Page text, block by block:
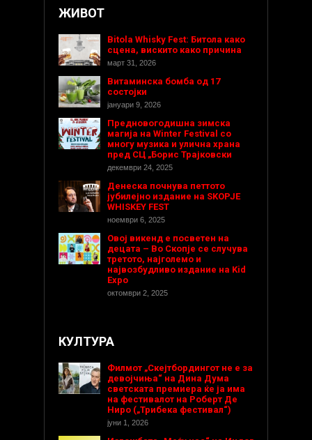
ЖИВОТ
Bitola Whisky Fest: Битола како
сцена, вискито како причина
март 31, 2026
Витаминска бомба од 17
состојки
јануари 9, 2026
Предновогодишнa зимска
магија на Winter Festival со
многу музика и улична храна
пред СЦ „Борис Трајковски
декември 24, 2025
Денеска почнува петтото
јубилејно издание на SKOPJE
WHISKEY FEST
ноември 6, 2025
Овој викенд е посветен на
децата – Во Скопје се случува
третото, најголемо и
највозбудливо издание на Kid
Expo
октомври 2, 2025
КУЛТУРА
Филмот „Скејтбордингот не е за
девојчиња“ на Дина Дума
светската премиера ќе ја има
на фестивалот на Роберт Де
Ниро („Трибека фестивал“)
јуни 1, 2026